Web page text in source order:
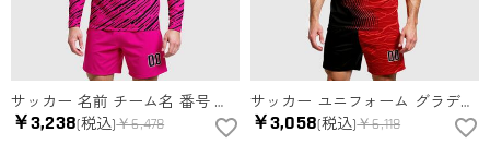
サッカー 名前 チーム名 番号 上下セット サッカーウェア ユニフォーム 男女兼用 オーダーメイド
￥3,238(税込)￥6,478
サッカー ユニフォーム グラデーション 昇華プリント チーム名 ネーム 背番号 胸番号入り ロゴ オーダーメイド可能
￥3,058(税込)￥6,118